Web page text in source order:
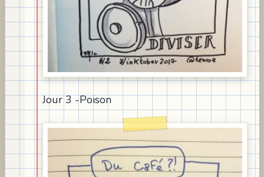
Jour 3 -Poison